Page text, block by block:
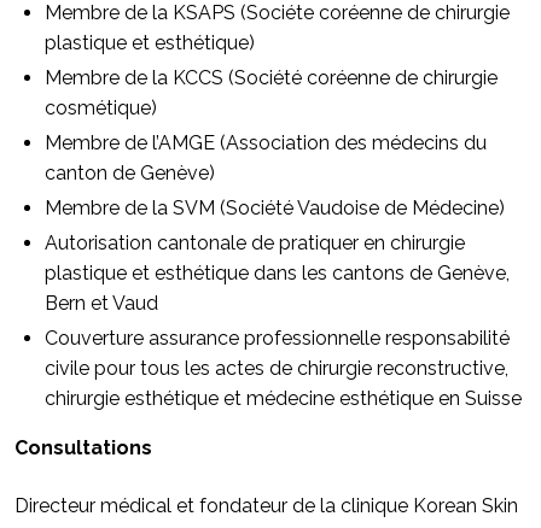
Membre de la KSAPS (Sociéte coréenne de chirurgie
plastique et esthétique)
Membre de la KCCS (Société coréenne de chirurgie
cosmétique)
Membre de l’AMGE (Association des médecins du
canton de Genève)
Membre de la SVM (Société Vaudoise de Médecine)
Autorisation cantonale de pratiquer en chirurgie
plastique et esthétique dans les cantons de Genève,
Bern et Vaud
Couverture assurance professionnelle responsabilité
civile pour tous les actes de chirurgie reconstructive,
chirurgie esthétique et médecine esthétique en Suisse
Consultations
Directeur médical et fondateur de la clinique Korean Skin